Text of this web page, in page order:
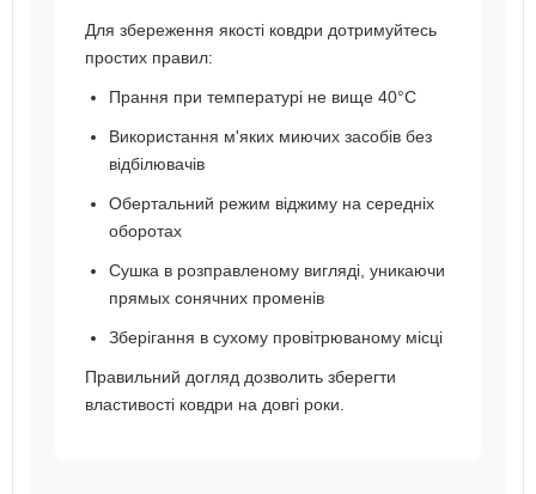
Для збереження якості ковдри дотримуйтесь
простих правил:
Прання при температурі не вище 40°C
Використання м'яких миючих засобів без
відбілювачів
Обертальний режим віджиму на середніх
оборотах
Сушка в розправленому вигляді, уникаючи
прямых сонячних променів
Зберігання в сухому провітрюваному місці
Правильний догляд дозволить зберегти
властивості ковдри на довгі роки.